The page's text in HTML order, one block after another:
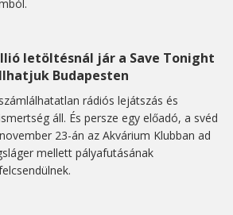
letöltésnál jár a Save Tonight
Budapesten
rádiós lejátszás és
áll. És persze egy előadó, a svéd
23-án az Akvárium Klubban ad
mellett pályafutásának